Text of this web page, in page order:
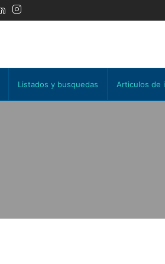
Listados y busquedas Articulos de